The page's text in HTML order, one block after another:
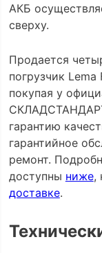
АКБ
сверху.
Продается
погрузчик
покупая у
гарантию
гарантийное
ремонт.
доступны ниже,
доставке.